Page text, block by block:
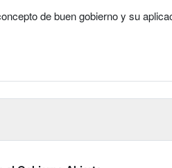
de buen gobierno y su